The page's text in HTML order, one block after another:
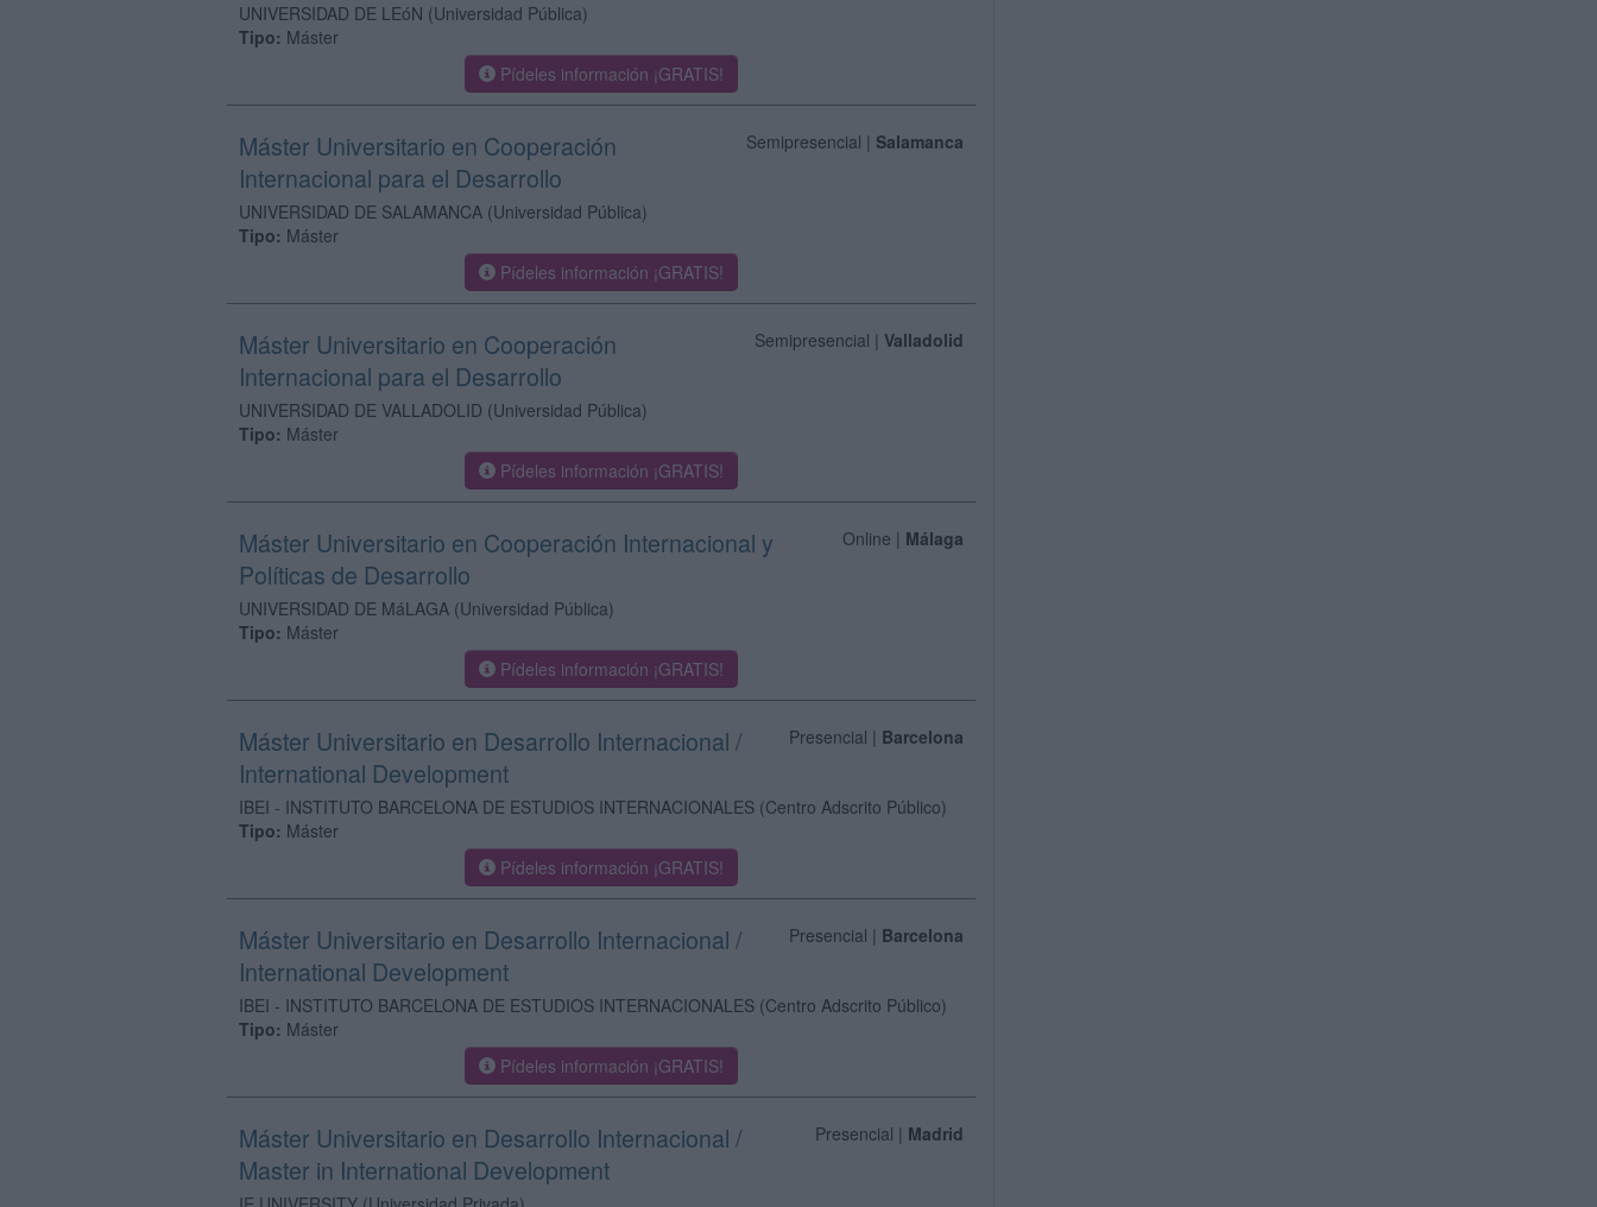
UNIVERSIDAD DE LEóN (Universidad Pública)
Tipo: Máster
Pídeles información ¡GRATIS!
Semipresencial | Salamanca
Máster Universitario en Cooperación
Internacional para el Desarrollo
UNIVERSIDAD DE SALAMANCA (Universidad Pública)
Tipo: Máster
Pídeles información ¡GRATIS!
Semipresencial |Valladolid
Máster Universitario en Cooperación
Internacional para el Desarrollo
UNIVERSIDAD DE VALLADOLID (Universidad Pública)
Tipo: Máster
Pídeles información ¡GRATIS!
Online | Málaga
Máster Universitario en Cooperación Internacional y
Políticas de Desarrollo
UNIVERSIDAD DE MáLAGA (Universidad Pública)
Tipo: Máster
Pídeles información ¡GRATIS!
Presencial | Barcelona
Máster Universitario en Desarrollo Internacional /
International Development
IBEI - INSTITUTO BARCELONA DE ESTUDIOS INTERNACIONALES (Centro Adscrito Público)
Tipo: Máster
Pídeles información ¡GRATIS!
Presencial | Barcelona
Máster Universitario en Desarrollo Internacional /
International Development
IBEI - INSTITUTO BARCELONA DE ESTUDIOS INTERNACIONALES (Centro Adscrito Público)
Tipo: Máster
Pídeles información ¡GRATIS!
Presencial | Madrid
Máster Universitario en Desarrollo Internacional /
Master in International Development